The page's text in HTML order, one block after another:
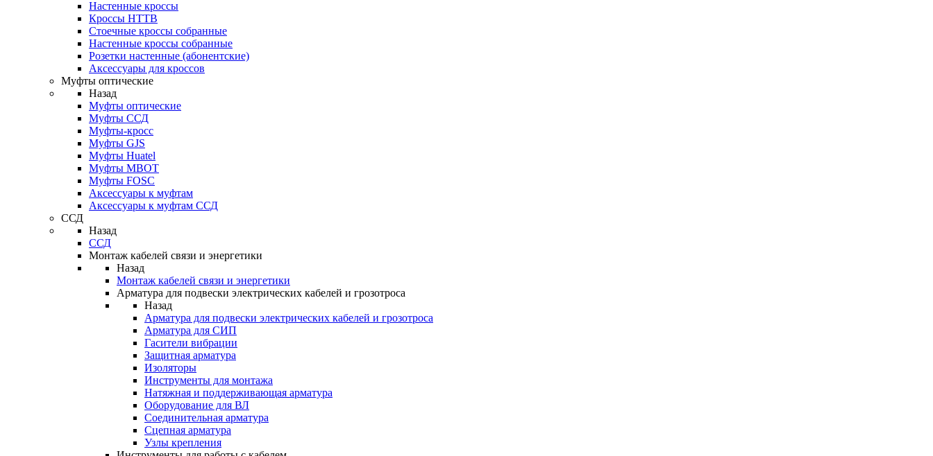
Настенные кроссы
Кроссы HTTB
Стоечные кроссы собранные
Настенные кроссы собранные
Розетки настенные (абонентские)
Аксессуары для кроссов
Муфты оптические
Назад
Муфты оптические
Муфты ССД
Муфты-кросс
Муфты GJS
Муфты Huatel
Муфты МВОТ
Муфты FOSC
Аксессуары к муфтам
Аксессуары к муфтам ССД
ССД
Назад
ССД
Монтаж кабелей связи и энергетики
Назад
Монтаж кабелей связи и энергетики
Арматура для подвески электрических кабелей и грозотроса
Назад
Арматура для подвески электрических кабелей и грозотроса
Арматура для СИП
Гасители вибрации
Защитная арматура
Изоляторы
Инструменты для монтажа
Натяжная и поддерживающая арматура
Оборудование для ВЛ
Соединительная арматура
Сцепная арматура
Узлы крепления